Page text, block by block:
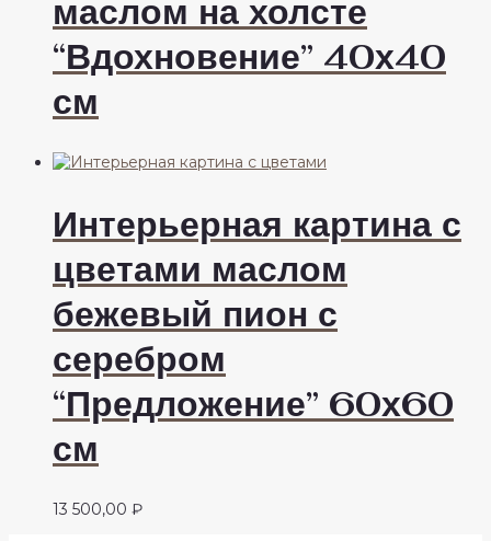
маслом на холсте
“Вдохновение” 40х40
см
Интерьерная картина с
цветами маслом
бежевый пион с
серебром
“Предложение” 60х60
см
13 500,00 ₽